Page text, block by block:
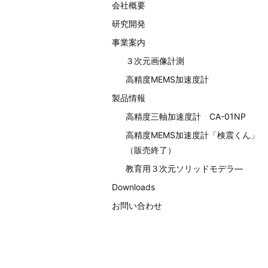
会社概要
研究開発
事業案内
３次元画像計測
高精度MEMS加速度計
製品情報
高精度三軸加速度計 CA-01NP
高精度MEMS加速度計「検震くん」
（販売終了）
教育用３次元ソリッドモデラ―
Downloads
お問い合わせ